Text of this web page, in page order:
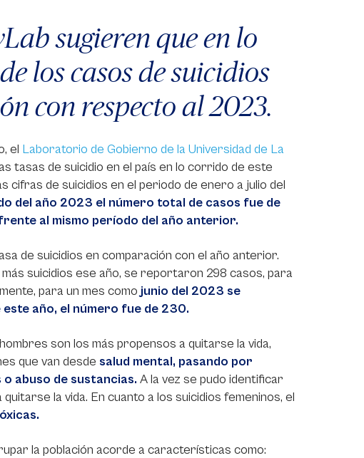
sugieren que en lo
los casos de suicidios
con respecto al 2023.
el Laboratorio de Gobierno de la Universidad de La
tasas de suicidio en el país en lo corrido de este
cifras de suicidios en el periodo de enero a julio del
del año 2023 el número total de casos fue de
al mismo período del año anterior.
de suicidios en comparación con el año anterior.
suicidios ese año, se reportaron 298 casos, para
para un mes como junio del 2023 se
año, el número fue de 230.
son los más propensos a quitarse la vida,
que van desde salud mental, pasando por
abuso de sustancias. A la vez se pudo identificar
la vida. En cuanto a los suicidios femeninos, el
la población acorde a características como: